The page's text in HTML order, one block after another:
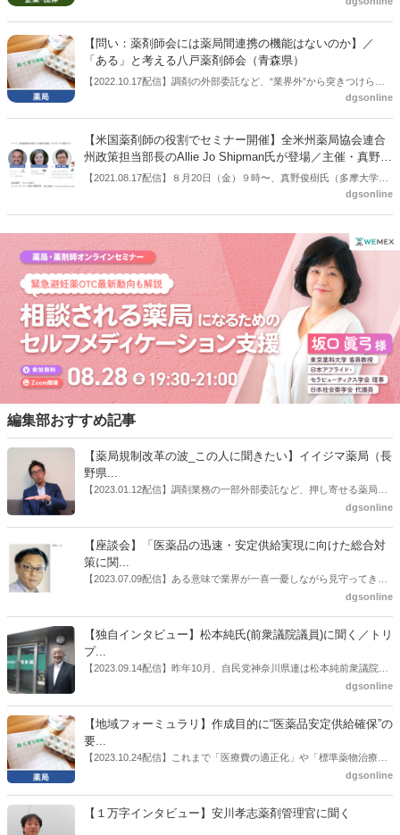
てシームレスな薬物治療をつなぎ、第８次医療計画を後押しするもの
と期待している」と評価した。
【問い：薬剤師会には薬局間連携の機能はないのか】／
「ある」と考える八戸薬剤師会（青森県）
【2022.10.17配信】調剤の外部委託など、“業界外”から突きつけられ
た議題を主に扱った「薬局薬剤師の業務及び薬局の機能に関するワー
局」、「地域薬剤師会の活動」など、薬局業界が今後どのような取り
組みをすべきかのテーマも少なくなかった。その議論の中で、薬剤師
会や行政の印象に強く残ったのが、「薬剤師会には薬局間連携の機能
はない」との発言だった。改めて、地域の薬剤師会は現状、どんな業
務をしているのか。そんな疑問を持って、八戸薬剤師会（青森県）の
取り組みを聞いた。八戸薬剤師会理事の前田法晃氏（メディカルシス
テムネットワーク所属）が取材に応えてくれた。
dgsonline
【米国薬剤師の役割でセミナー開催】全米州薬局協会連合
州政策担当部長のAllie Jo Shipman氏が登場／主催・真野俊
樹氏
【2021.08.17配信】８月20日（金）９時〜、真野俊樹氏（多摩大学大
学院教授）が主催するWEBセミナーが開かれる。テーマは「米国薬剤
6000円。申し込みはPeatixより。https://digital-health-now-
4.peatix.com/
dgsonline
編集部おすすめ記事
【薬局規制改革の波_この人に聞きたい】イイジマ薬局（長
野県...
【2023.01.12配信】調剤業務の一部外部委託など、押し寄せる薬局業
界への規制改革の波。この規制改革の波を薬局業界はどう受け止めた
はないだろうか。本紙ではこうした問題について、厚労省「薬局薬剤
師の業務及び薬局の機能に関するワーキンググループ」に参考人とし
ても出席していたイイジマ薬局（長野県上田市）開設者である飯島裕
dgsonline
【座談会】「医薬品の迅速・安定供給実現に向けた総合対
策に関...
【2023.07.09配信】ある意味で業界が一喜一憂しながら見守ってきた
厚労省「医薬品の迅速・安定供給実現に向けた総合対策に関する有識
書がとりまとめられた。ドラビズon-lineでは検討会を総括する目的で
厚労省医政局医薬産業振興・医療情報企画課長（医薬産業振興・医療
情報企画課セルフケア・セルフメディケーション推進室長併任）安藤
公一氏や青山学院大学名誉教授の三村優美子氏、 日本保険薬局協会医
dgsonline
【独自インタビュー】松本純氏(前衆議院議員)に聞く／トリ
プ...
【2023.09.14配信】昨年10月、自民党神奈川県連は松本純前衆議院議
員を「自民党神奈川1区」（横浜市中区・磯子区・金沢区）の支部長
候補の前提となるもの。薬剤師に関わる政策に広く・深く関わってき
た同氏の復活に向けた薬剤師業界の期待には熱いものがある。不透明
感の払拭できない医療・介護・障害者サービスのトリプル改定等へ
の、薬剤師業界の強い危機感の裏返しといってもいいだろう。本稿で
dgsonline
【地域フォーミュラリ】作成目的に“医薬品安定供給確保”の
要...
【2023.10.24配信】これまで「医療費の適正化」や「標準薬物治療の
推進」などが目的とされることが多かった地域フォーミュラリの作
た。医薬品の安定供給確保だ。10月22日に開かれた「日本フォーミュ
dgsonline
【１万字インタビュー】安川孝志薬剤管理官に聞く